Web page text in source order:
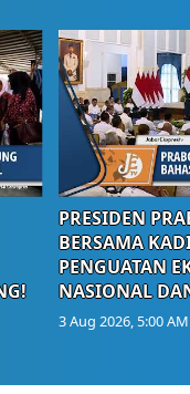
PRESIDEN
BERSAMA
PENGUATAN
NASIONAL
3 Aug 2026, 5:00 AM